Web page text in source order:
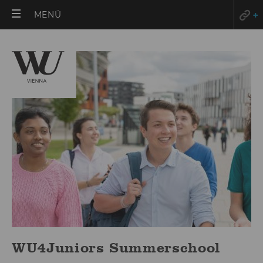
MENÜ
WU4Juniors Summerschool